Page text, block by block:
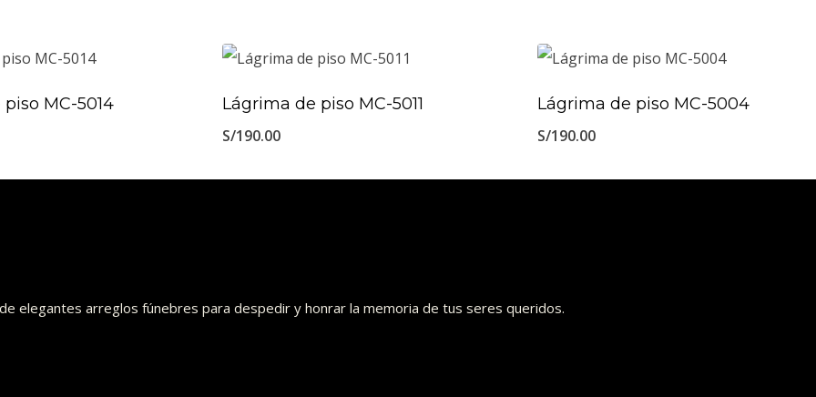
MC-5014
Lágrima de piso MC-5011
S/190.00
Lágrima de piso MC-5004
S/190.00
elegantes arreglos fúnebres para despedir y honrar la memoria de tus seres queridos.